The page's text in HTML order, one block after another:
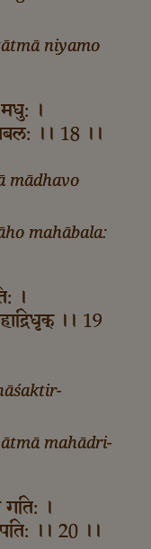
niyamo
मधु: ।
।। 18 ।।
mādhavo
mahābala:
।
।। 19
mahādri-
गति: ।
।। 20 ।।